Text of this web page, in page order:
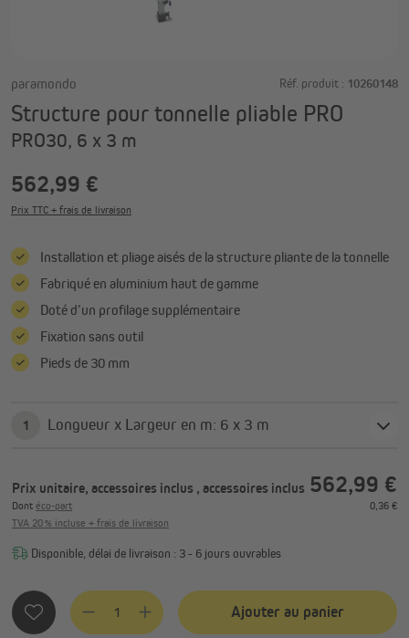
paramondo Réf. produit : 10260148
Structure pour tonnelle pliable PRO
PRO30, 6 x 3 m
562,99 €
Prix TTC + frais de livraison
Installation et pliage aisés de la structure pliante de la tonnelle
Fabriqué en aluminium haut de gamme
Doté d’un profilage supplémentaire
Fixation sans outil
Pieds de 30 mm
1 Longueur x Largeur en m: 6 x 3 m
Prix unitaire, accessoires inclus , accessoires inclus 562,99 €
Dont éco-part
0,36 €
TVA 20 % incluse + frais de livraison
Disponible, délai de livraison : 3 - 6 jours ouvrables
Quantité de produit : Entrez la quantité souhaitée ou
Ajouter au panier